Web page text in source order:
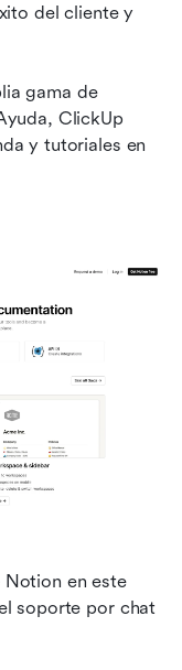
del cliente y
gama de
ClickUp
y tutoriales en
Notion en este
soporte por chat